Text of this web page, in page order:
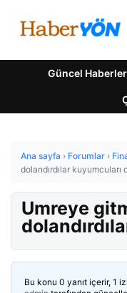
Güncel Haberler
Ana sayfa › Forumlar ›
dolandırdılar kuyumcuları
Umreye
Bu konu 0 yanıt içerir, 1